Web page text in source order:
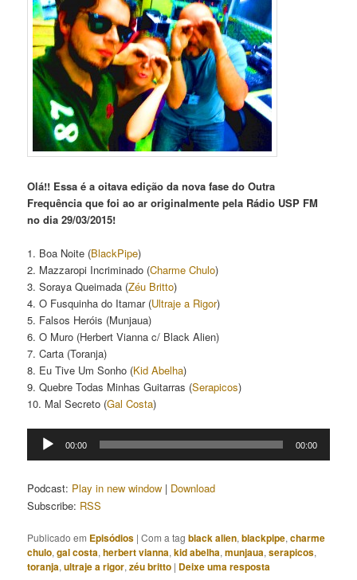
Olá!! Essa é a oitava edição da nova fase do Outra
Frequência que foi ao ar originalmente pela Rádio USP FM
no dia 29/03/2015!
1. Boa Noite (BlackPipe)
2. Mazzaropi Incriminado (Charme Chulo)
3. Soraya Queimada (Zéu Britto)
4. O Fusquinha do Itamar (Ultraje a Rigor)
5. Falsos Heróis (Munjaua)
6. O Muro (Herbert Vianna c/ Black Alien)
7. Carta (Toranja)
8. Eu Tive Um Sonho (Kid Abelha)
9. Quebre Todas Minhas Guitarras (Serapicos)
10. Mal Secreto (Gal Costa)
Tocador
00:00 00:00
Podcast: Play in new window | Download
Subscribe: RSS
Publicado em Episódios |Com a tagblack alien,blackpipe,charme
chulo,gal costa,herbert vianna,kid abelha,munjaua,serapicos,
toranja,ultraje a rigor,zéu britto | Deixe uma resposta